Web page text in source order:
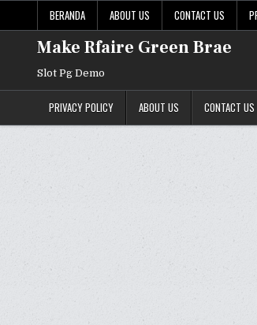
content
BERANDA ABOUT US CONTACT US
Make Rfaire Green Brae
Slot Pg Demo
PRIVACY POLICY ABOUT US CONTACT US